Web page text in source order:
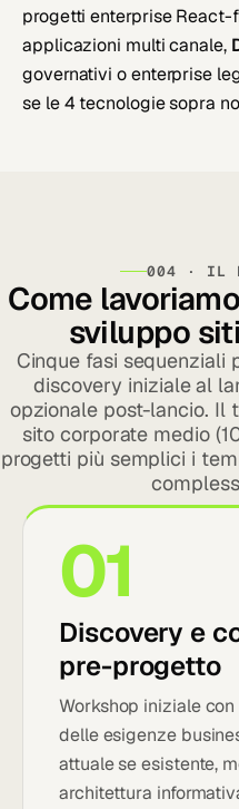
progetti enterprise React-
applicazioni multi canale,
governativi o enterprise
se le 4 tecnologie sopra
004 · IL
Come
sviluppo
Cinque fasi sequenziali
discovery iniziale al
opzionale post-lancio. Il
sito corporate medio
progetti più semplici i
01
Discovery e
pre-progetto
Workshop iniziale
delle esigenze
attuale se esistente,
architettura